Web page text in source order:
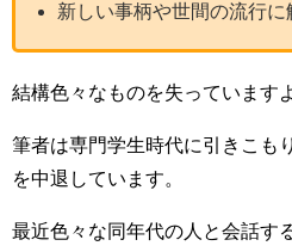
新しい事柄や世間の流行に
結構色々なものを失っています
筆者は専門学生時代に引きこも
を中退しています。
最近色々な同年代の人と会話す